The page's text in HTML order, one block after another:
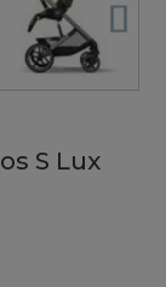
S Lux